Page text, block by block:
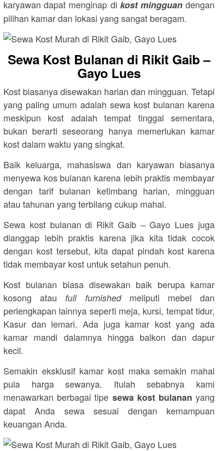
karyawan dapat menginap di kost mingguandengan
pilihan kamar dan lokasi yang sangat beragam.
Sewa Kost Bulanan di Rikit Gaib –
Gayo Lues
Kost biasanya disewakan harian dan mingguan. Tetapi
yang paling umum adalah sewa kost bulanan karena
meskipun kost adalah tempat tinggal sementara,
bukan berarti seseorang hanya memerlukan kamar
kost dalam waktu yang singkat.
Baik keluarga, mahasiswa dan karyawan biasanya
menyewa kos bulanan karena lebih praktis membayar
dengan tarif bulanan ketimbang harian, mingguan
atau tahunan yang terbilang cukup mahal.
Sewa kost bulanan di Rikit Gaib – Gayo Lues juga
dianggap lebih praktis karena jika kita tidak cocok
dengan kost tersebut, kita dapat pindah kost karena
tidak membayar kost untuk setahun penuh.
Kost bulanan biasa disewakan baik berupa kamar
kosong ataufull furnished meliputi mebel dan
perlengkapan lainnya seperti meja, kursi, tempat tidur,
Kasur dan lemari. Ada juga kamar kost yang ada
kamar mandi dalamnya hingga balkon dan dapur
kecil.
Semakin eksklusif kamar kost maka semakin mahal
pula harga sewanya. Itulah sebabnya kami
menawarkan berbagai tipe sewa kost bulanan yang
dapat Anda sewa sesuai dengan kemampuan
keuangan Anda.